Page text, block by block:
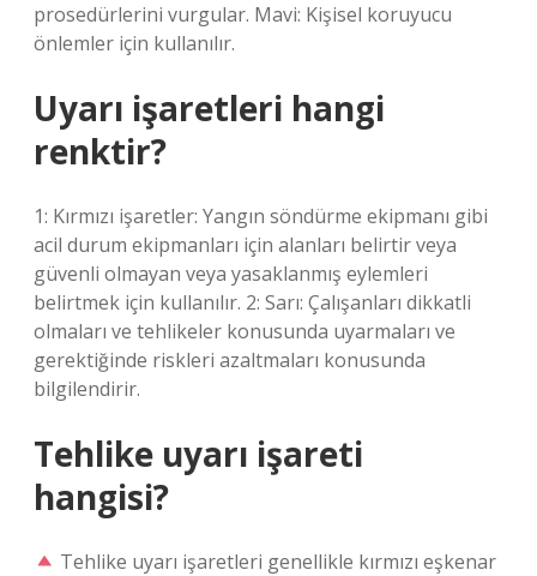
prosedürlerini vurgular. Mavi: Kişisel koruyucu
önlemler için kullanılır.
Uyarı işaretleri hangi
renktir?
1: Kırmızı işaretler: Yangın söndürme ekipmanı gibi
acil durum ekipmanları için alanları belirtir veya
güvenli olmayan veya yasaklanmış eylemleri
belirtmek için kullanılır. 2: Sarı: Çalışanları dikkatli
olmaları ve tehlikeler konusunda uyarmaları ve
gerektiğinde riskleri azaltmaları konusunda
bilgilendirir.
Tehlike uyarı işareti
hangisi?
Tehlike uyarı işaretleri genellikle kırmızı eşkenar